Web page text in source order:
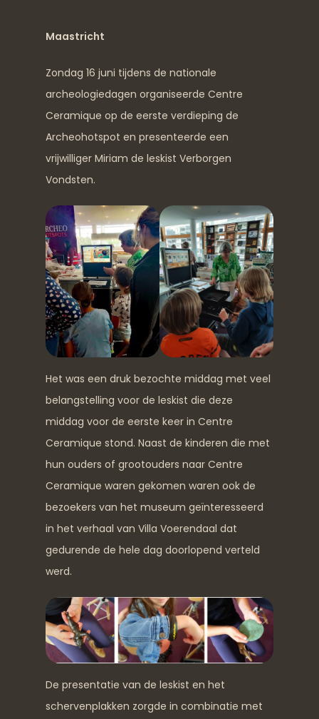
Maastricht
Zondag 16 juni tijdens de nationale
archeologiedagen organiseerde Centre
Ceramique op de eerste verdieping de
Archeohotspot en presenteerde een
vrijwilliger Miriam de leskist Verborgen
Vondsten.
Het was een druk bezochte middag met veel
belangstelling voor de leskist die deze
middag voor de eerste keer in Centre
Ceramique stond. Naast de kinderen die met
hun ouders of grootouders naar Centre
Ceramique waren gekomen waren ook de
bezoekers van het museum geïnteresseerd
in het verhaal van Villa Voerendaal dat
gedurende de hele dag doorlopend verteld
werd.
De presentatie van de leskist en het
schervenplakken zorgde in combinatie met